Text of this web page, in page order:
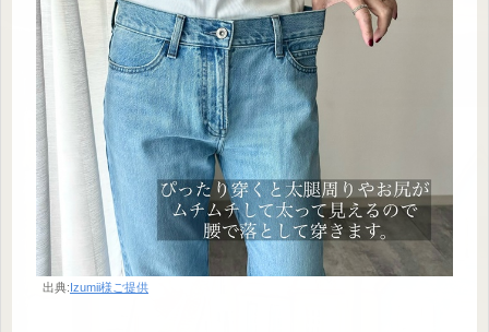
出典:Izumii様ご提供